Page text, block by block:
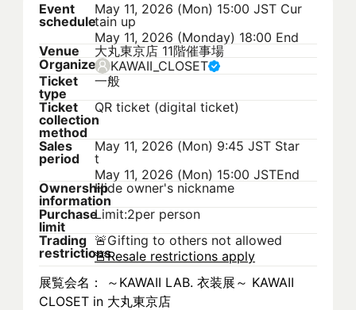
Event
schedule
May 11, 2026 (Mon) 15:00 JST Cur
tain up
May 11, 2026 (Monday) 18:00 End
Venue
大丸東京店 11階催事場
Organizer KAWAII_CLOSET
Ticket
type
一般
Ticket
collection
method
QR ticket (digital ticket)
Sales
period
May 11, 2026 (Mon) 9:45 JST Star
t
May 11, 2026 (Mon) 15:00 JSTEnd
Ownership
information
Hide owner's nickname
Purchase
limit
Limit:2per person
Trading
restrictions
🚨Gifting to others not allowed
🚨Resale restrictions apply
展覧会名： ～KAWAII LAB. 衣装展～ KAWAII
CLOSET in 大丸東京店